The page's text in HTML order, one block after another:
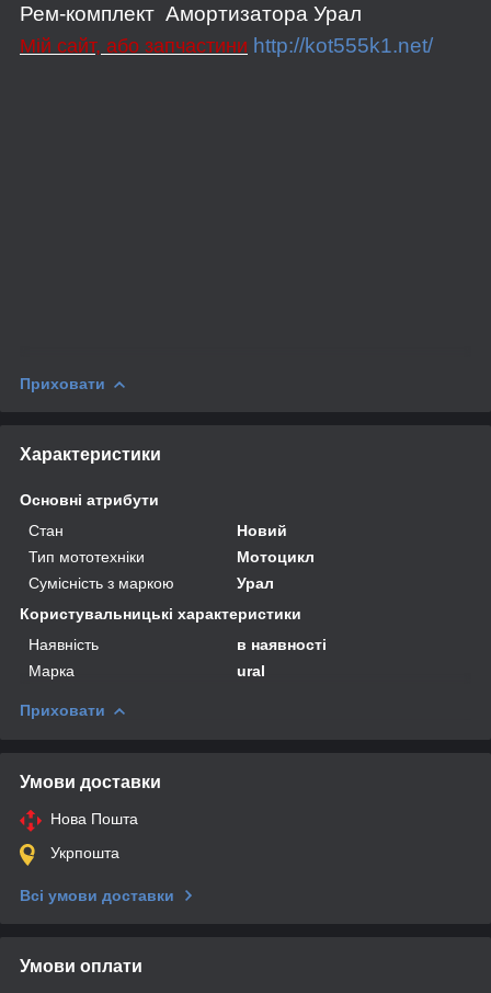
Рем-комплект Амортизатора Урал
Мій сайт, або запчастини http://kot555k1.net/
Приховати
Характеристики
Основні атрибути
Стан
Новий
Тип мототехніки
Мотоцикл
Сумісність з маркою
Урал
Користувальницькі характеристики
Наявність
в наявності
Марка
ural
Приховати
Умови доставки
Нова Пошта
Укрпошта
Всі умови доставки
Умови оплати